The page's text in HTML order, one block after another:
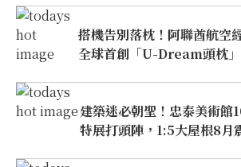
搭機告別落枕！阿聯酋航空
全球首創「U-Dream頭枕
建築迷必朝聖！忠泰美術館
特展打頭陣，1:5大屋根8月